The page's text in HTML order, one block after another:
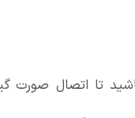
تا اتصال